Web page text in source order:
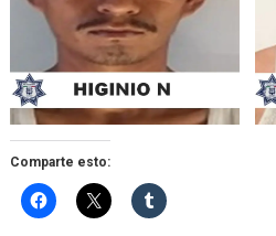
Comparte esto: